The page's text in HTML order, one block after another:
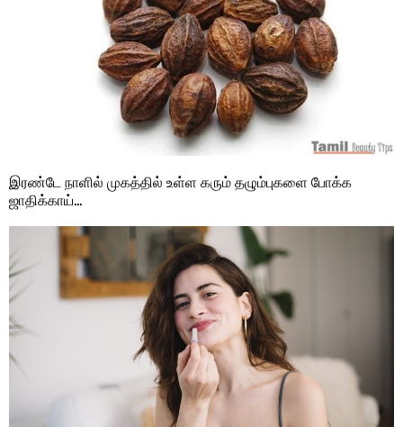
இரண்டே நாளில் முகத்தில் உள்ள கரும் தழும்புகளை போக்க
ஜாதிக்காய்…